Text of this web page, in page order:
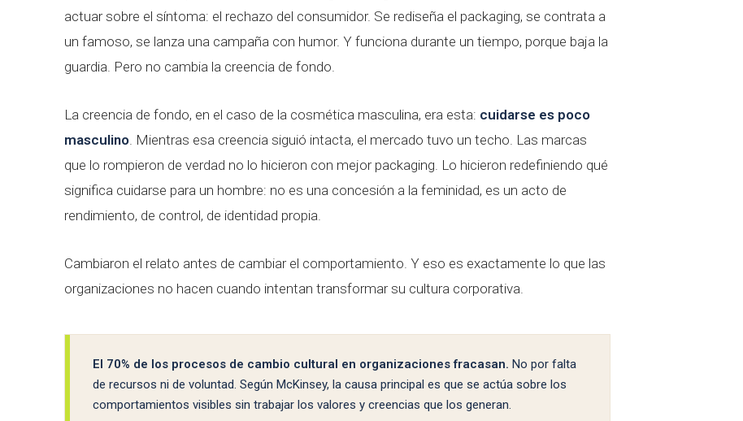
actuar sobre el síntoma: el rechazo del consumidor. Se rediseña el packaging, se contrata a
un famoso, se lanza una campaña con humor. Y funciona durante un tiempo, porque baja la
guardia. Pero no cambia la creencia de fondo.
La creencia de fondo, en el caso de la cosmética masculina, era esta: cuidarse es poco
masculino . Mientras esa creencia siguió intacta, el mercado tuvo un techo. Las marcas
que lo rompieron de verdad no lo hicieron con mejor packaging. Lo hicieron redefiniendo qué
significa cuidarse para un hombre: no es una concesión a la feminidad, es un acto de
rendimiento, de control, de identidad propia.
Cambiaron el relato antes de cambiar el comportamiento. Y eso es exactamente lo que las
organizaciones no hacen cuando intentan transformar su cultura corporativa.
El 70% de los procesos de cambio cultural en organizaciones fracasan. No por falta
de recursos ni de voluntad. Según McKinsey, la causa principal es que se actúa sobre los
comportamientos visibles sin trabajar los valores y creencias que los generan.